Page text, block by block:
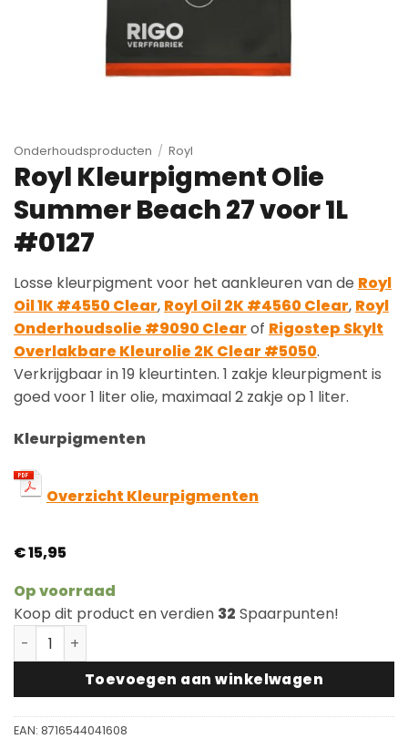
Onderhoudsproducten / Royl
Royl Kleurpigment Olie
Summer Beach 27 voor 1L
#0127
Losse kleurpigment voor het aankleuren van de Royl
Oil 1K #4550 Clear, Royl Oil 2K #4560 Clear, Royl
Onderhoudsolie #9090 Clear of Rigostep Skylt
Overlakbare Kleurolie 2K Clear #5050.
Verkrijgbaar in 19 kleurtinten. 1 zakje kleurpigment is
goed voor 1 liter olie, maximaal 2 zakje op 1 liter.
Kleurpigmenten
Overzicht Kleurpigmenten
€15,95
Op voorraad
Koop dit product en verdien 32 Spaarpunten!
Royl Kleurpigment Olie Summer Beach 27 voor 1L
Toevoegen aan winkelwagen
EAN: 8716544041608